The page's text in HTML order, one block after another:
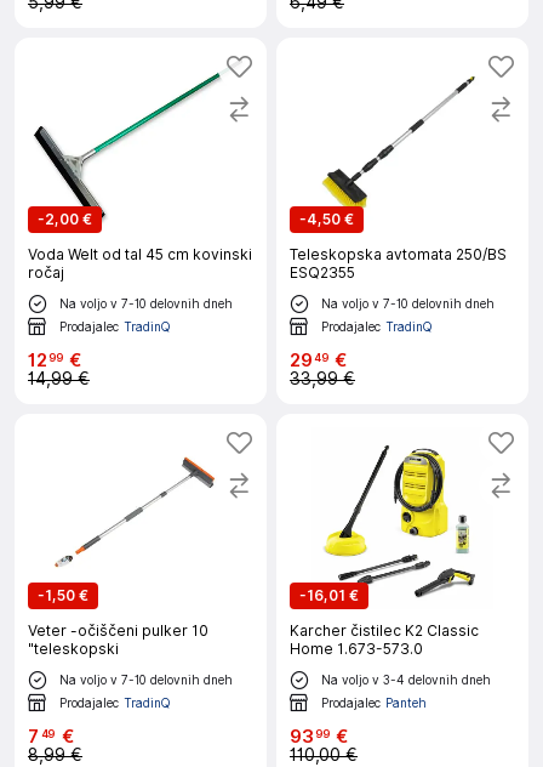
-2,00 €
Voda Welt od tal 45 cm kovinski
ročaj
Na voljo v 7-10 delovnih dneh
Prodajalec TradinQ
1299 €
14,99 €
-4,50 €
Teleskopska avtomata 250/BS
ESQ2355
Na voljo v 7-10 delovnih dneh
Prodajalec TradinQ
2949 €
33,99 €
-1,50 €
Veter -očiščeni pulker 10
"teleskopski
Na voljo v 7-10 delovnih dneh
Prodajalec TradinQ
7 49 €
8,99 €
-16,01 €
Karcher čistilec K2 Classic
Home 1.673-573.0
Na voljo v 3-4 delovnih dneh
Prodajalec Panteh
9399 €
110,00 €